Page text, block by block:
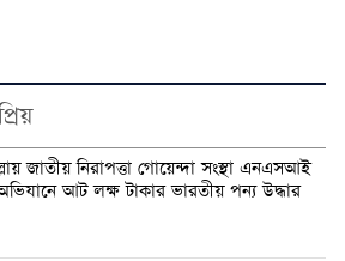
জাতীয় নিরাপত্তা গোয়েন্দা সংস্থা এনএসআই
আট লক্ষ টাকার ভারতীয় পন্য উদ্ধার